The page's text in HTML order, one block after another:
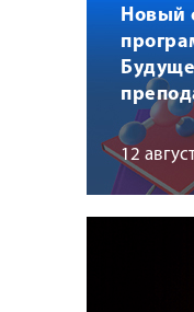
Новый
12